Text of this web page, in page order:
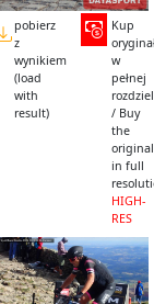
pobierz
z
wynikiem
(load
with
result)
Kup
w
pełnej
/ Buy
the
original
in full
HIGH-
RES